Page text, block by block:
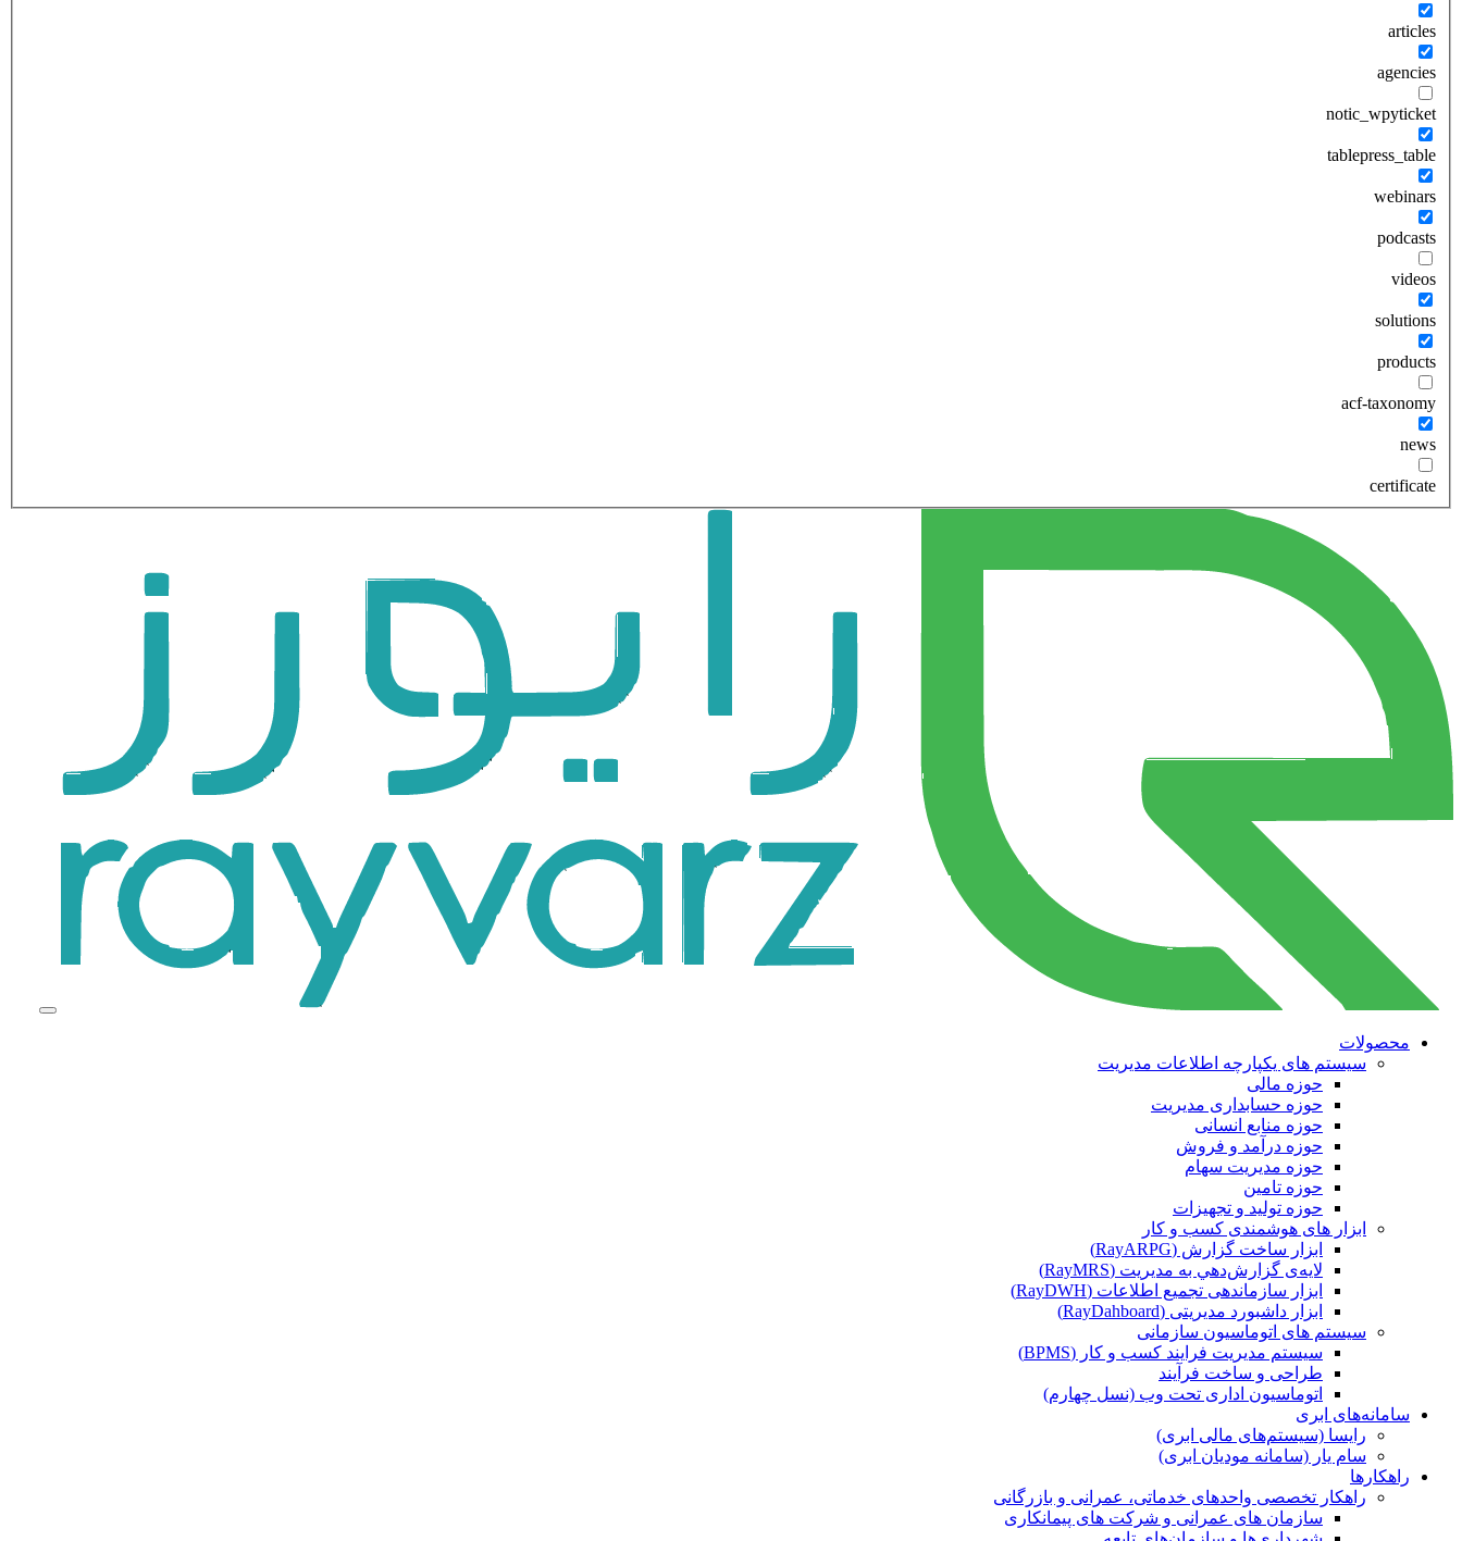
articles
agencies
notic_wpyticket
tablepress_table
webinars
podcasts
videos
solutions
products
acf-taxonomy
news
certificate
محصولات
سیستم های یکپارچه اطلاعات مدیریت
حوزه مالی
حوزه حسابداری مدیریت
حوزه منابع انسانی
حوزه درآمد و فروش
حوزه مدیریت سهام
حوزه تامین
حوزه تولید و تجهیزات
ابزار های هوشمندی کسب و کار
ابزار ساخت گزارش (RayARPG)
لایه‌ی گزارش‌دهي به مديريت (RayMRS)
ابزار سازماندهی تجمیع اطلاعات (RayDWH)
ابزار داشبورد مدیریتی (RayDahboard)
سیستم های اتوماسیون سازمانی
سیستم مدیریت فرایند کسب و کار (BPMS)
طراحی و ساخت فرآیند
اتوماسیون اداری تحت وب (نسل چهارم)
سامانه‌های ابری
رایسا (سیستم‌های مالی ابری)
سام یار (سامانه مودیان ابری)
راهکارها
راهکار تخصصی واحدهای خدماتی، عمرانی و بازرگانی
سازمان های عمرانی و شرکت های پیمانکاری